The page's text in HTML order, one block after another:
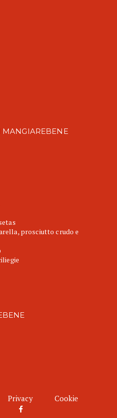
prosciutto crudo e
Privacy Cookie